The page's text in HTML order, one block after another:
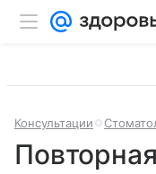
Консультации